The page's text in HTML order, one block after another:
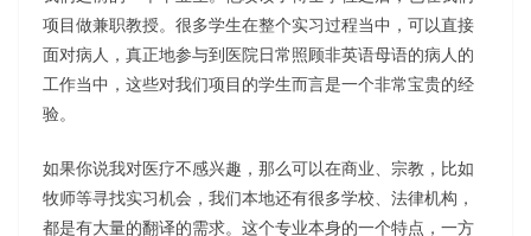
项目做兼职教授。很多学生在整个实习过程当中，可以直接
面对病人，真正地参与到医院日常照顾非英语母语的病人的
工作当中，这些对我们项目的学生而言是一个非常宝贵的经
验。
如果你说我对医疗不感兴趣，那么可以在商业、宗教，比如
牧师等寻找实习机会，我们本地还有很多学校、法律机构，
都是有大量的翻译的需求。这个专业本身的一个特点，一方